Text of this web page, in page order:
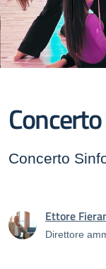
Concerto
Ettore
Direttore